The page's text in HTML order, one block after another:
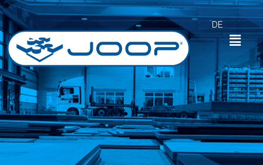
Zum
Inhalt
springen
Menü
Vonadmin
DE